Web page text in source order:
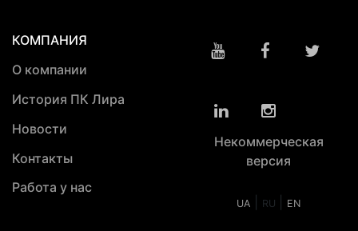
КОМПАНИЯ
О компании
История ПК Лира
Новости
Контакты
Работа у нас
Некоммерческая
версия
UA RU EN